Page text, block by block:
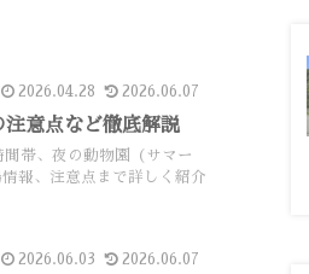
2026.04.28 2026.06.07
注意点など徹底解説
帯、夜の動物園（サマー
報、注意点まで詳しく紹介
2026.06.03 2026.06.07